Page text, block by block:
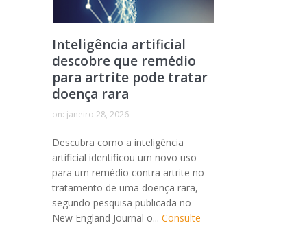
Inteligência artificial
descobre que remédio
para artrite pode tratar
doença rara
on: janeiro 28, 2026
Descubra como a inteligência
artificial identificou um novo uso
para um remédio contra artrite no
tratamento de uma doença rara,
segundo pesquisa publicada no
New England Journal o...Consulte